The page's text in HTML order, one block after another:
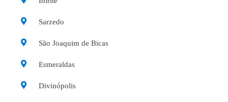
Sarzedo
São Joaquim de Bicas
Esmeraldas
Divinópolis